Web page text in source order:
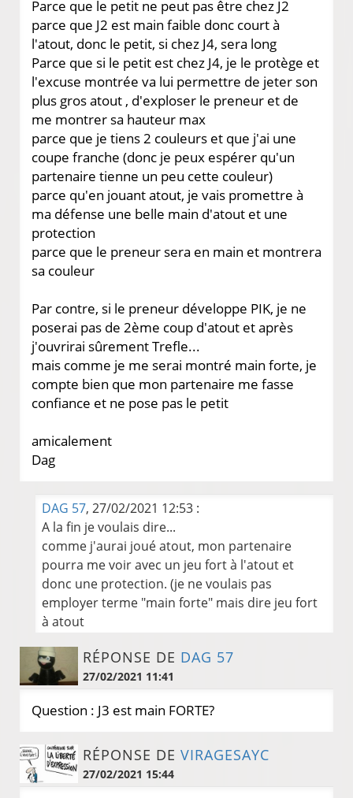
Parce que le petit ne peut pas être chez J2
parce que J2 est main faible donc court à
l'atout, donc le petit, si chez J4, sera long
Parce que si le petit est chez J4, je le protège et
l'excuse montrée va lui permettre de jeter son
plus gros atout , d'exploser le preneur et de
me montrer sa hauteur max
parce que je tiens 2 couleurs et que j'ai une
coupe franche (donc je peux espérer qu'un
partenaire tienne un peu cette couleur)
parce qu'en jouant atout, je vais promettre à
ma défense une belle main d'atout et une
protection
parce que le preneur sera en main et montrera
sa couleur
Par contre, si le preneur développe PIK, je ne
poserai pas de 2ème coup d'atout et après
j'ouvrirai sûrement Trefle...
mais comme je me serai montré main forte, je
compte bien que mon partenaire me fasse
confiance et ne pose pas le petit
amicalement
Dag
DAG 57, 27/02/2021 12:53 :
A la fin je voulais dire...
comme j'aurai joué atout, mon partenaire
pourra me voir avec un jeu fort à l'atout et
donc une protection. (je ne voulais pas
employer terme "main forte" mais dire jeu fort
à atout
RÉPONSE DE DAG 57
27/02/2021 11:41
Question : J3 est main FORTE?
RÉPONSE DE VIRAGESAYC
27/02/2021 15:44